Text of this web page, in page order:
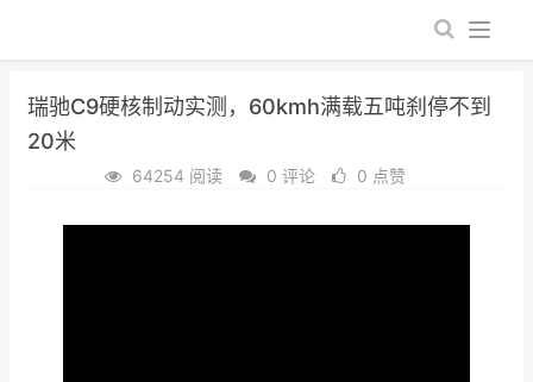
瑞驰C9硬核制动实测，60kmh满载五吨刹停不到
20米
64254 阅读 0 评论 0 点赞